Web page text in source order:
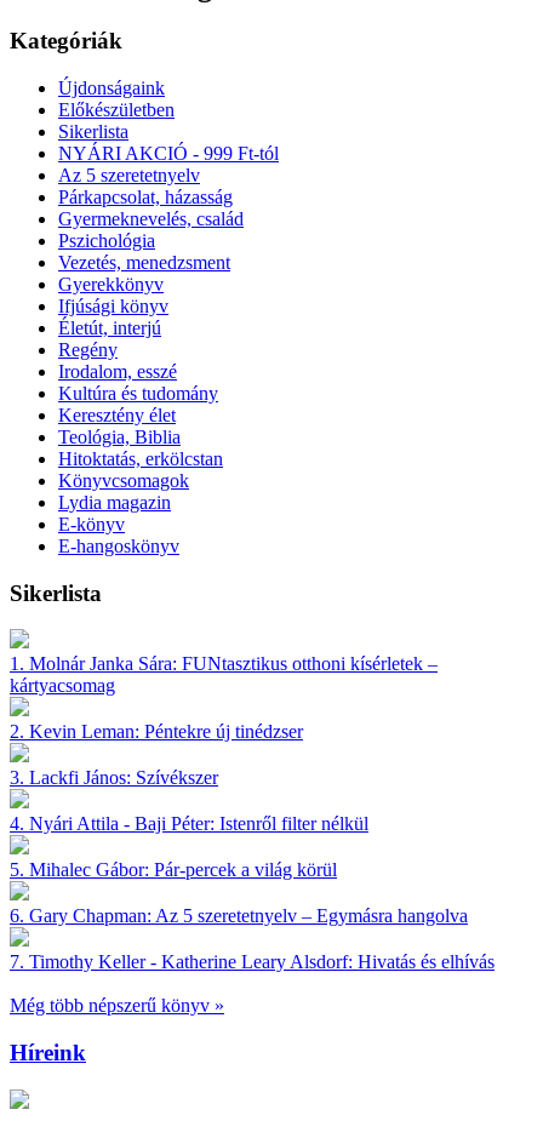
Kategóriák
Újdonságaink
Előkészületben
Sikerlista
NYÁRI AKCIÓ - 999 Ft-tól
Az 5 szeretetnyelv
Párkapcsolat, házasság
Gyermeknevelés, család
Pszichológia
Vezetés, menedzsment
Gyerekkönyv
Ifjúsági könyv
Életút, interjú
Regény
Irodalom, esszé
Kultúra és tudomány
Keresztény élet
Teológia, Biblia
Hitoktatás, erkölcstan
Könyvcsomagok
Lydia magazin
E-könyv
E-hangoskönyv
Sikerlista
1. Molnár Janka Sára: FUNtasztikus otthoni kísérletek –
kártyacsomag
2. Kevin Leman: Péntekre új tinédzser
3. Lackfi János: Szívékszer
4. Nyári Attila - Baji Péter: Istenről filter nélkül
5. Mihalec Gábor: Pár-percek a világ körül
6. Gary Chapman: Az 5 szeretetnyelv – Egymásra hangolva
7. Timothy Keller - Katherine Leary Alsdorf: Hivatás és elhívás
Még több népszerű könyv »
Híreink